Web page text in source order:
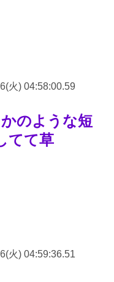
火) 04:58:00.59
のような短
てて草
火) 04:59:36.51